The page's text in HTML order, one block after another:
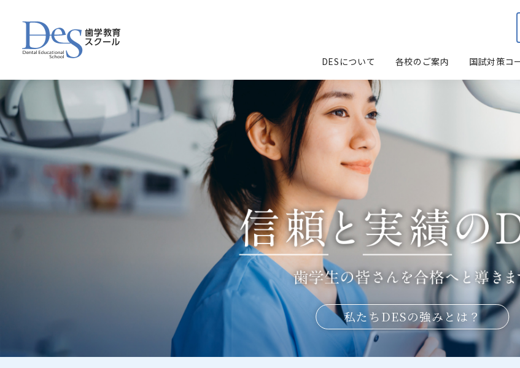
DESについて 各校のご案内 国試対策コ
国試対策コース
DESの的中力 講師紹介 豊富な
新ガイドラインに的確に対応 年間ス
合格者の声 Q ＆ A 入校説明
短期講座
夏期Web講座
2日で完結！社会歯科学・公衆衛生学・
予防歯科学＋必修領域Web講座
CBT対策
CBTネット講座
CBTネット模試
2026年度版 団体受験要項
模擬試験
プレ模試ご案内 必修模試ご案内
ログイン 模擬試験Webサービス DESNET会員サービス
私たちDESの強みとは？